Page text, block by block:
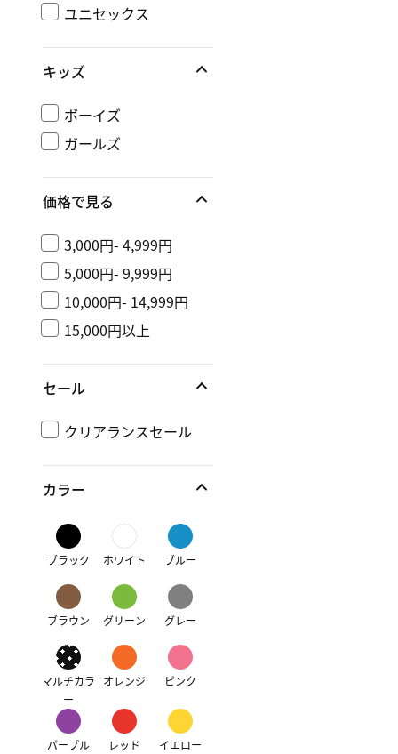
ユニセックス
キッズ
ボーイズ
ガールズ
価格で見る
3,000円- 4,999円
5,000円- 9,999円
10,000円- 14,999円
15,000円以上
セール
クリアランスセール
カラー
ブラック ホワイト ブルー
ブラウン グリーン グレー
マルチカラ
ー
オレンジ ピンク
パープル レッド イエロー